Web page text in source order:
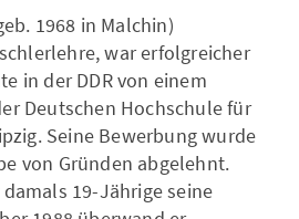
1968 in Malchin)
war erfolgreicher
in der DDR von einem
Deutschen Hochschule für
Seine Bewerbung wurde
von Gründen abgelehnt.
19-Jährige seine